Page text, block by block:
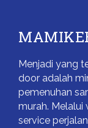
Menjadi yang
door adalah
pemenuhan
murah. Melalui
service